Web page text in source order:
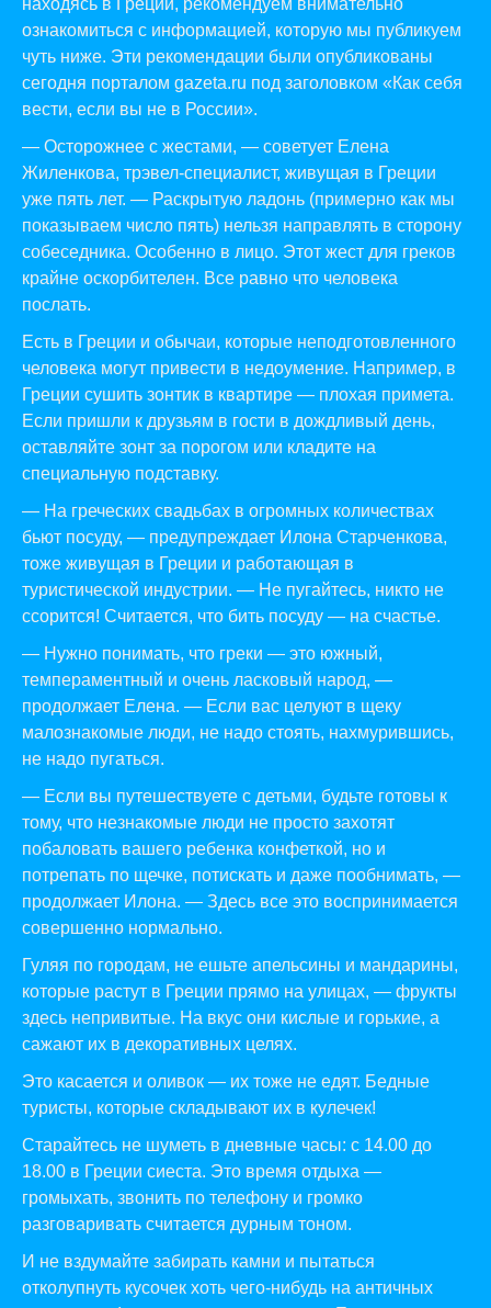
находясь в Греции, рекомендуем внимательно
ознакомиться с информацией, которую мы публикуем
чуть ниже. Эти рекомендации были опубликованы
сегодня порталом gazeta.ru под заголовком «Как себя
вести, если вы не в России».
— Осторожнее с жестами, — советует Елена
Жиленкова, трэвел-специалист, живущая в Греции
уже пять лет. — Раскрытую ладонь (примерно как мы
показываем число пять) нельзя направлять в сторону
собеседника. Особенно в лицо. Этот жест для греков
крайне оскорбителен. Все равно что человека
послать.
Есть в Греции и обычаи, которые неподготовленного
человека могут привести в недоумение. Например, в
Греции сушить зонтик в квартире — плохая примета.
Если пришли к друзьям в гости в дождливый день,
оставляйте зонт за порогом или кладите на
специальную подставку.
— На греческих свадьбах в огромных количествах
бьют посуду, — предупреждает Илона Старченкова,
тоже живущая в Греции и работающая в
туристической индустрии. — Не пугайтесь, никто не
ссорится! Считается, что бить посуду — на счастье.
— Нужно понимать, что греки — это южный,
темпераментный и очень ласковый народ, —
продолжает Елена. — Если вас целуют в щеку
малознакомые люди, не надо стоять, нахмурившись,
не надо пугаться.
— Если вы путешествуете с детьми, будьте готовы к
тому, что незнакомые люди не просто захотят
побаловать вашего ребенка конфеткой, но и
потрепать по щечке, потискать и даже пообнимать, —
продолжает Илона. — Здесь все это воспринимается
совершенно нормально.
Гуляя по городам, не ешьте апельсины и мандарины,
которые растут в Греции прямо на улицах, — фрукты
здесь непривитые. На вкус они кислые и горькие, а
сажают их в декоративных целях.
Это касается и оливок — их тоже не едят. Бедные
туристы, которые складывают их в кулечек!
Старайтесь не шуметь в дневные часы: с 14.00 до
18.00 в Греции сиеста. Это время отдыха —
громыхать, звонить по телефону и громко
разговаривать считается дурным тоном.
И не вздумайте забирать камни и пытаться
отколупнуть кусочек хоть чего-нибудь на античных